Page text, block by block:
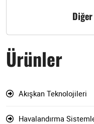
Ürünler
Akışkan Teknolojileri
Havalandırma